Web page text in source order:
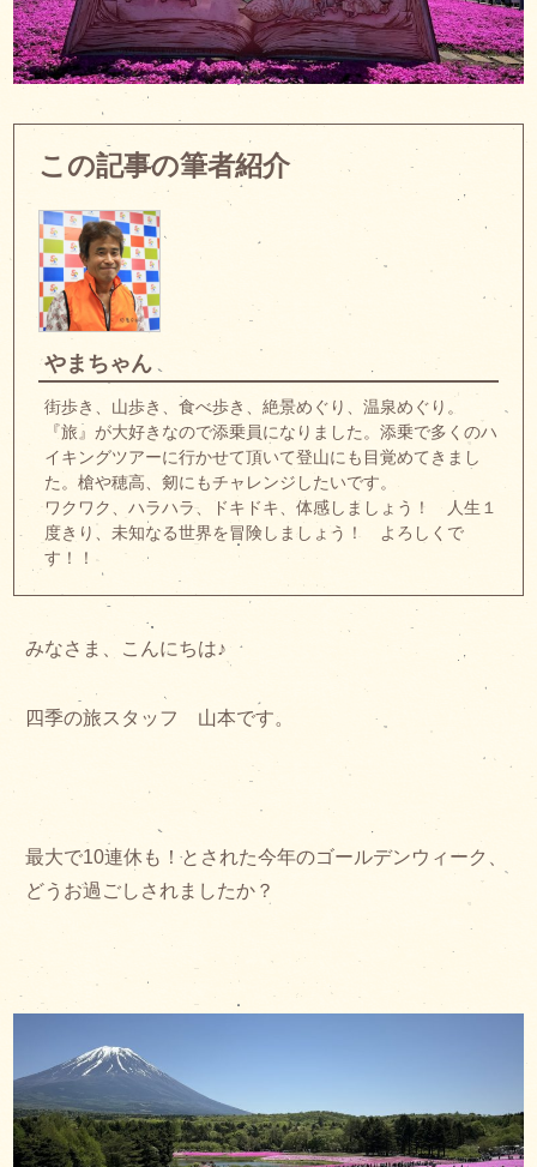
この記事の筆者紹介
やまちゃん
街歩き、山歩き、食べ歩き、絶景めぐり、温泉めぐり。
『旅』が大好きなので添乗員になりました。添乗で多くのハ
イキングツアーに行かせて頂いて登山にも目覚めてきまし
た。槍や穂高、剱にもチャレンジしたいです。
ワクワク、ハラハラ、ドキドキ、体感しましょう！ 人生１
度きり、未知なる世界を冒険しましょう！ よろしくで
す！！
みなさま、こんにちは♪
四季の旅スタッフ 山本です。
最大で10連休も！とされた今年のゴールデンウィーク、
どうお過ごしされましたか？